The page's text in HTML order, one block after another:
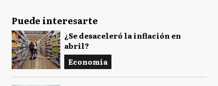
Puede interesarte
¿Se desaceleró la inflación en
abril?
Economía